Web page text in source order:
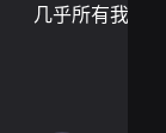
几乎所有我需